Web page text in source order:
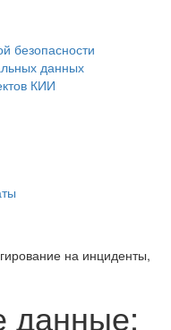
безопасности
данных
КИИ
на инциденты,
данные: